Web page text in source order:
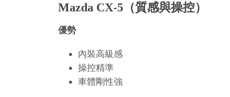
Mazda CX-5（質感與操控）
優勢
內裝高級感
操控精準
車體剛性強